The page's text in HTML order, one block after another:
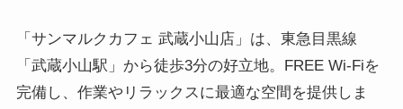
「サンマルクカフェ 武蔵小山店」は、東急目黒線
「武蔵小山駅」から徒歩3分の好立地。FREE Wi-Fiを
完備し、作業やリラックスに最適な空間を提供しま